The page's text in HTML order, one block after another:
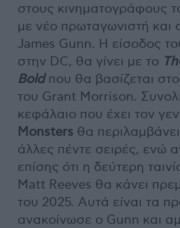
στους κινηματογράφους
με νέο πρωταγωνιστή και
James Gunn. Η είσοδος
στην DC, θα γίνει με το
Bold που θα βασίζεται
του Grant Morrison.
κεφάλαιο που έχει τον
Monsters θα περιλαμβάνει
άλλες πέντε σειρές, ενώ
επίσης ότι η δεύτερη
Matt Reeves θα κάνει
του 2025. Αυτά είναι τα
ανακοίνωσε ο Gunn και